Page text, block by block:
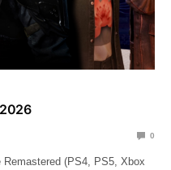
2026
0
(PS4, PS5, Xbox